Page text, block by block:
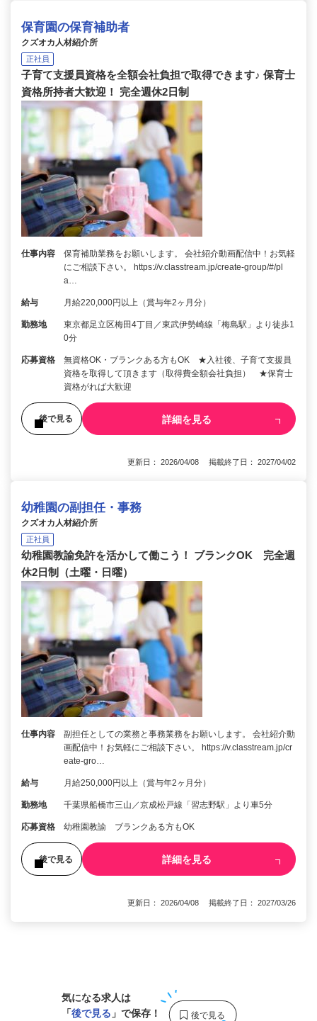
保育園の保育補助者
クズオカ人材紹介所
正社員
子育て支援員資格を全額会社負担で取得できます♪ 保育士
資格所持者大歓迎！ 完全週休2日制
仕事内容
保育補助業務をお願いします。 会社紹介動画配信中！お気軽
にご相談下さい。 https://v.classtream.jp/create-group/#/pl
a…
給与 月給220,000円以上（賞与年2ヶ月分）
勤務地
東京都足立区梅田4丁目／東武伊勢崎線「梅島駅」より徒歩1
0分
応募資格
無資格OK・ブランクある方もOK ★入社後、子育て支援員
資格を取得して頂きます（取得費全額会社負担） ★保育士
資格がれば大歓迎
後で見る 詳細を見る
更新日： 2026/04/08 掲載終了日： 2027/04/02
幼稚園の副担任・事務
クズオカ人材紹介所
正社員
幼稚園教諭免許を活かして働こう！ ブランクOK 完全週
休2日制（土曜・日曜）
仕事内容
副担任としての業務と事務業務をお願いします。 会社紹介動
画配信中！お気軽にご相談下さい。 https://v.classtream.jp/cr
eate-gro…
給与 月給250,000円以上（賞与年2ヶ月分）
勤務地 千葉県船橋市三山／京成松戸線「習志野駅」より車5分
応募資格 幼稚園教諭 ブランクある方もOK
後で見る 詳細を見る
更新日： 2026/04/08 掲載終了日： 2027/03/26
気になる求人は
「後で見る 」で保存！